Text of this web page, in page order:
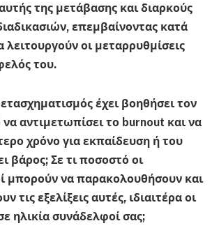
της μετάβασης και διαρκούς
επεμβαίνοντας κατά
οι μεταρρυθμίσεις
του.
έχει βοηθήσει τον
αντιμετωπίσει το burnout και να
χρόνο για εκπαίδευση ή του
βάρος; Σε τι ποσοστό οι
μπορούν να παρακολουθήσουν και
τις εξελίξεις αυτές, ιδιαιτέρα οι
ηλικία συνάδελφοί σας;